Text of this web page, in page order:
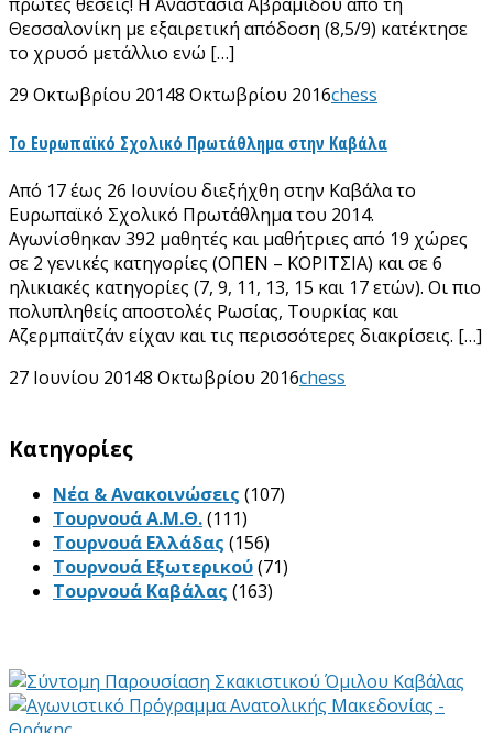
Θεσσαλονίκη με εξαιρετική απόδοση (8,5/9) κατέκτησε
το χρυσό μετάλλιο ενώ […]
29 Οκτωβρίου 20148 Οκτωβρίου 2016chess
Το Ευρωπαϊκό Σχολικό Πρωτάθλημα στην Καβάλα
Από 17 έως 26 Ιουνίου διεξήχθη στην Καβάλα το
Ευρωπαϊκό Σχολικό Πρωτάθλημα του 2014.
Αγωνίσθηκαν 392 μαθητές και μαθήτριες από 19 χώρες
σε 2 γενικές κατηγορίες (ΟΠΕΝ – ΚΟΡΙΤΣΙΑ) και σε 6
ηλικιακές κατηγορίες (7, 9, 11, 13, 15 και 17 ετών). Οι πιο
πολυπληθείς αποστολές Ρωσίας, Τουρκίας και
Αζερμπαϊτζάν είχαν και τις περισσότερες διακρίσεις. […]
27 Ιουνίου 20148 Οκτωβρίου 2016chess
Kατηγορίες
Νέα & Ανακοινώσεις (107)
Τουρνουά Α.Μ.Θ.(111)
Τουρνουά Ελλάδας (156)
Τουρνουά Εξωτερικού(71)
Τουρνουά Καβάλας (163)